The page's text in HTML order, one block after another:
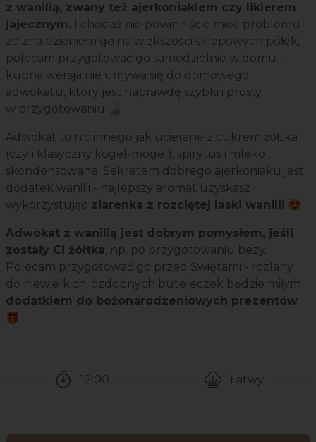
z wanilią, zwany też ajerkoniakiem czy likierem
jajecznym. I chociaż nie powinniście mieć problemu
ze znalezieniem go na większości sklepowych półek,
polecam przygotować go samodzielnie w domu -
kupna wersja nie umywa się do domowego
adwokatu, który jest naprawdę szybki i prosty
w przygotowaniu 🍶
Adwokat to nic innego jak ucierane z cukrem żółtka
(czyli klasyczny kogel-mogel), spirytus i mleko
skondensowane. Sekretem dobrego ajerkoniaku jest
dodatek wanilii - najlepszy aromat uzyskasz
wykorzystując ziarenka z rozciętej laski wanilii 😍
Adwokat z wanilią jest dobrym pomysłem, jeśli
zostały Ci żółtka, np. po przygotowaniu bezy.
Polecam przygotować go przed Świętami - rozlany
do niewielkich, ozdobnych buteleczek będzie miłym
dodatkiem do bożonarodzeniowych prezentów
🎁
12:00
Łatwy